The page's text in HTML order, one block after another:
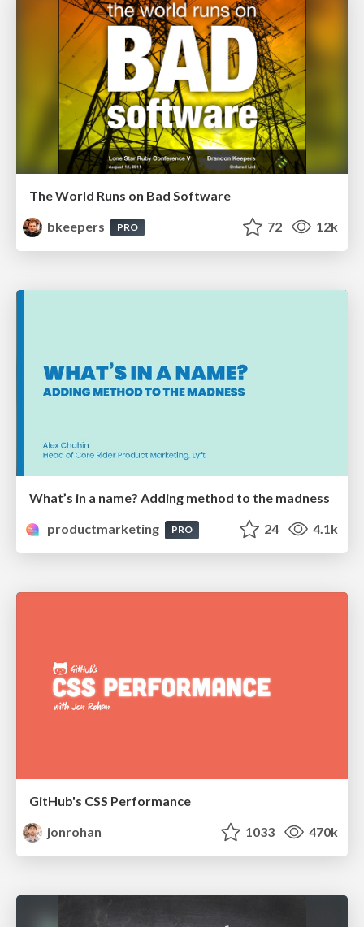
The World Runs on Bad Software
bkeepers
PRO 72 12k
What’s in a name? Adding method to the madness
productmarketing
PRO 24 4.1k
GitHub's CSS Performance
jonrohan
1033 470k